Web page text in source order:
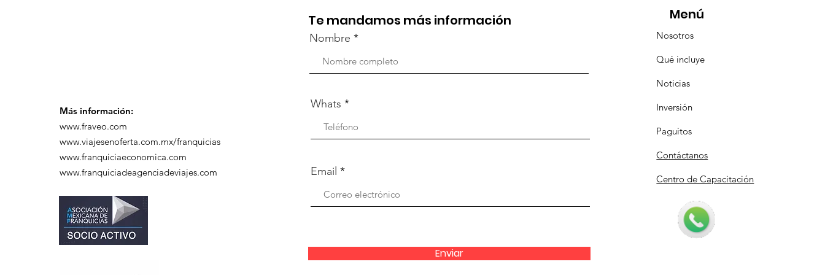
Más información:
www.fraveo.com
www.viajesenoferta.com.mx/franquicias
www.franquiciaeconomica.com
www.franquiciadeagenciadeviajes.com
Te mandamos más información
Nombre
Whats
Email
Enviar
Menú
Nosotros
Qué incluye
Noticias
Inversión
Paguitos
Contáctanos
Centro de Capacitación